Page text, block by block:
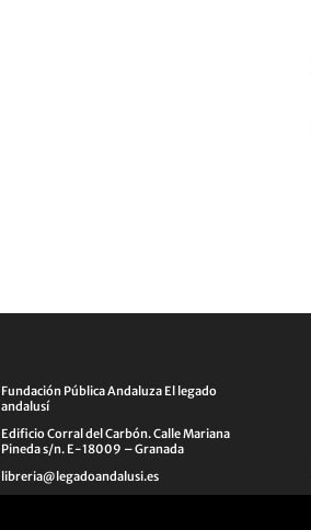
Fundación Pública Andaluza El legado
andalusí
Edificio Corral del Carbón. Calle Mariana
Pineda s/n. E-18009 – Granada
libreria@legadoandalusi.es